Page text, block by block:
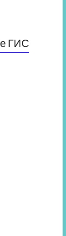
ГИС